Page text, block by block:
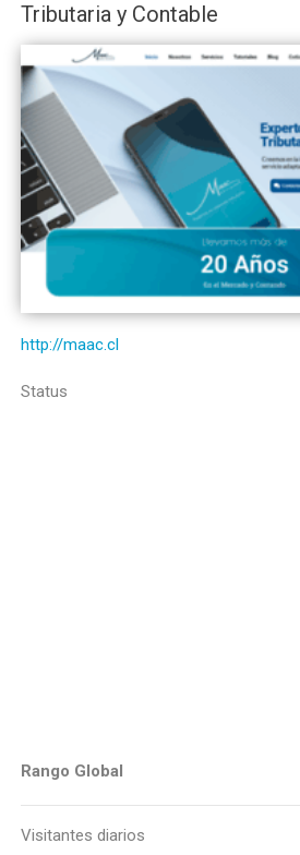
Tributaria y Contable
http://maac.cl
Status
Rango Global
Visitantes diarios